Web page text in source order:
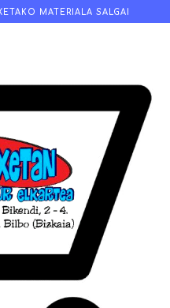
MATERIALA SALGAI